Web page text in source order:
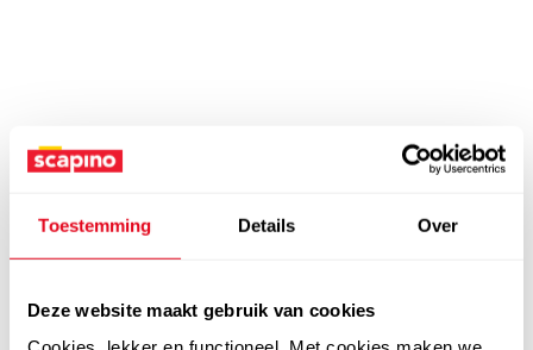
Toestemming Details Over
Deze website maakt gebruik van cookies